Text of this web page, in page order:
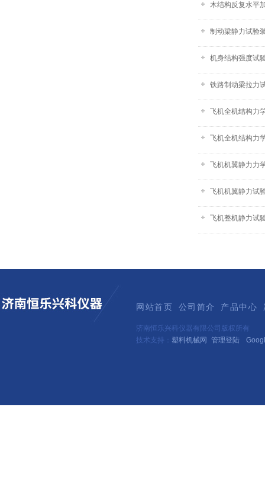
木结构反复水平
制动梁静力试验
机身结构强度试
铁路制动梁拉力
飞机全机结构力
飞机全机结构力
飞机机翼静力力
飞机机翼静力试
飞机整机静力试
网站首页 公司简介 产品中心
济南恒乐兴科仪器有限公司版权所有
技术支持： 塑料机械网 管理登陆